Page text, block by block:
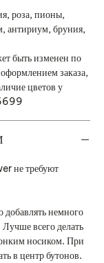
роза, пионы,
антириум, бруния,
быть изменен по
заказа,
цветов у
не требуют
немного
всего делать
носиком. При
в центр бутонов.